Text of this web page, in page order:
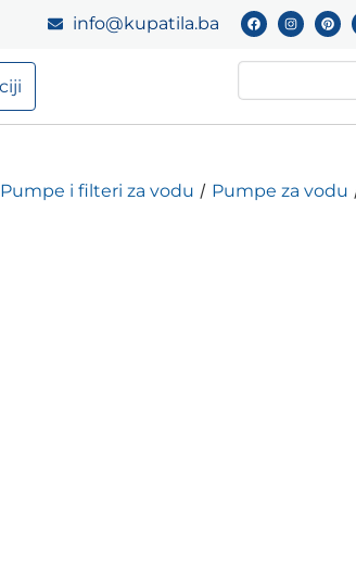
info@kupatila.ba
Pumpe i filteri za vodu / Pumpe za vodu